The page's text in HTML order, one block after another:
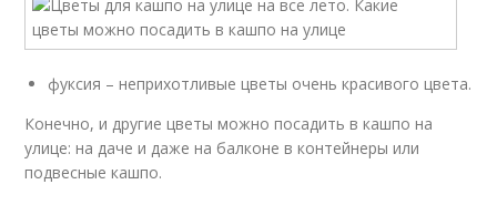
фуксия – неприхотливые цветы очень красивого цвета.
Конечно, и другие цветы можно посадить в кашпо на
улице: на даче и даже на балконе в контейнеры или
подвесные кашпо.